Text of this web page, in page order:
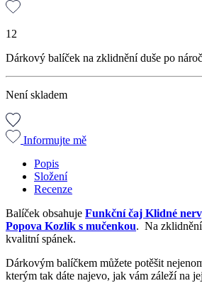
12
Dárkový balíček na zklidnění duše po
Není skladem
Informujte mě
Popis
Složení
Recenze
Balíček obsahuje Funkční čaj Klidné
Popova Kozlík s mučenkou. Na zklidnění
kvalitní spánek.
Dárkovým balíčkem můžete potěšit
kterým tak dáte najevo, jak vám záleží na